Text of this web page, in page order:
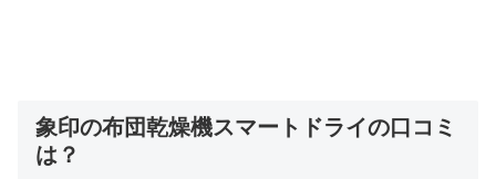
象印の布団乾燥機スマートドライの口コミ
は？